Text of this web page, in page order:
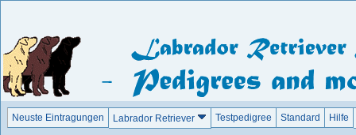
Neuste Eintragungen Labrador Retriever Testpedigree Standard Hilfe